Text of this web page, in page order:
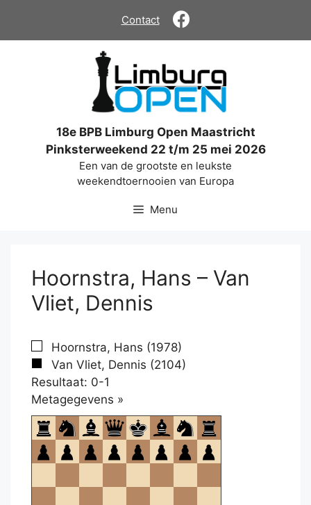
de
Contact
18e BPB Limburg Open Maastricht
Pinksterweekend 22 t/m 25 mei 2026
Een van de grootste en leukste
weekendtoernooien van Europa
Menu
Hoornstra, Hans – Van
Vliet, Dennis
Hoornstra, Hans (1978)
Van Vliet, Dennis (2104)
Resultaat: 0-1
Metagegevens »
om
te
openen.